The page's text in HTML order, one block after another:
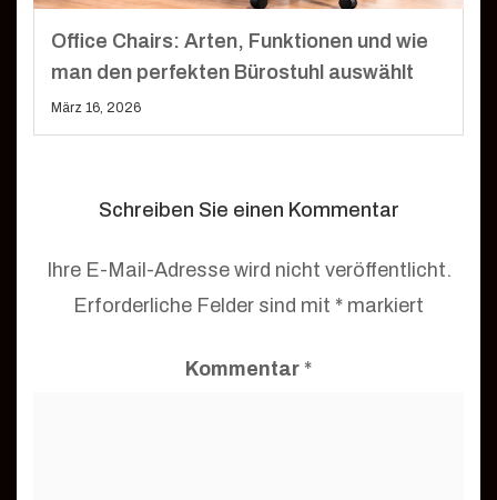
Office Chairs: Arten, Funktionen und wie
man den perfekten Bürostuhl auswählt
März 16, 2026
Schreiben Sie einen Kommentar
Ihre E-Mail-Adresse wird nicht veröffentlicht.
Erforderliche Felder sind mit * markiert
Kommentar *